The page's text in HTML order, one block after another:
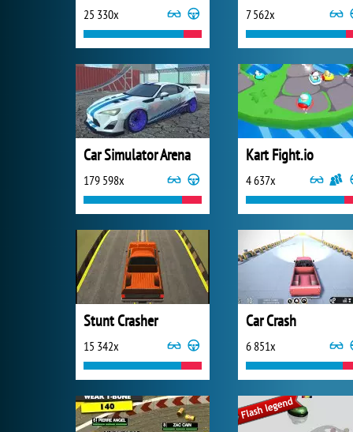
25 330x 7 562x
Car Simulator Arena
179 598x
Kart Fight.io
4 637x
Stunt Crasher
15 342x
Car Crash
6 851x